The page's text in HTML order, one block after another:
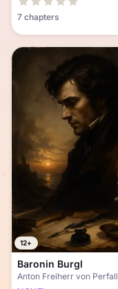
7 chapters
12+
Baronin Burgl
Anton Freiherr von Perfall